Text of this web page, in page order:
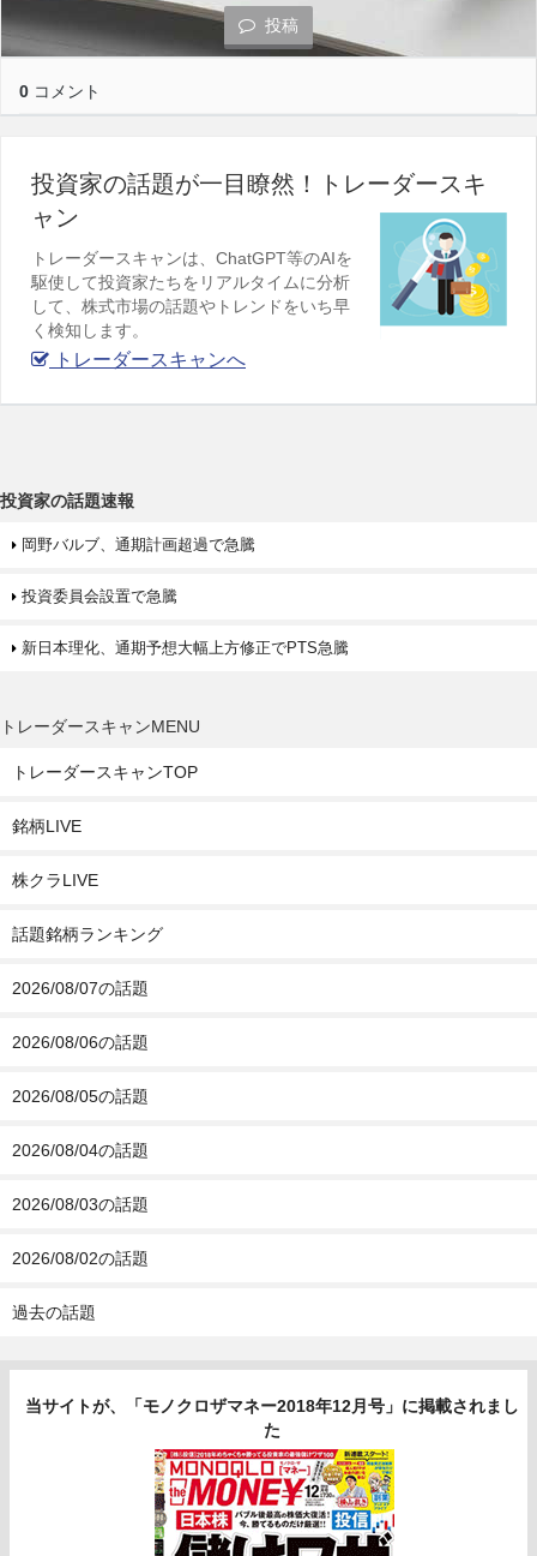
投稿
0 コメント
投資家の話題が一目瞭然！トレーダースキ
ャン
トレーダースキャンは、ChatGPT等のAIを
駆使して投資家たちをリアルタイムに分析
して、株式市場の話題やトレンドをいち早
く検知します。
トレーダースキャンへ
投資家の話題速報
岡野バルブ、通期計画超過で急騰
投資委員会設置で急騰
新日本理化、通期予想大幅上方修正でPTS急騰
トレーダースキャンMENU
トレーダースキャンTOP
銘柄LIVE
株クラLIVE
話題銘柄ランキング
2026/08/07の話題
2026/08/06の話題
2026/08/05の話題
2026/08/04の話題
2026/08/03の話題
2026/08/02の話題
過去の話題
当サイトが、「モノクロザマネー2018年12月号」に掲載されまし
た